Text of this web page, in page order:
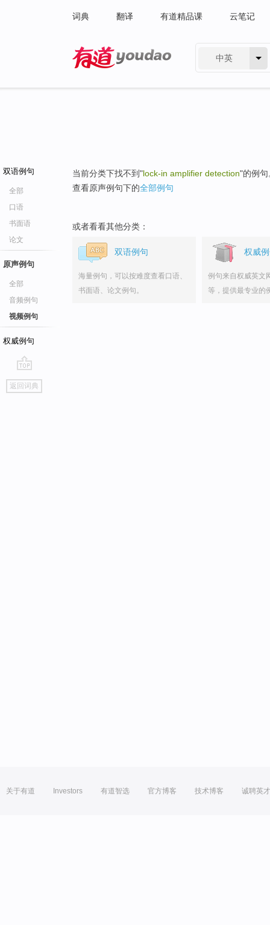
词典 翻译 有道精品课 云笔记
中英
双语例句
全部
口语
书面语
论文
原声例句
全部
音频例句
视频例句
权威例句
go
top
返回词典
当前分类下找不到"lock-in amplifier detection"的例句
查看原声例句下的全部例句
或者看看其他分类：
双语例句
海量例句，可以按难度查看口语、
书面语、论文例句。
权威
例句来自权威英文
等，提供最专业的
关于有道 Investors 有道智选 官方博客 技术博客 诚聘英才